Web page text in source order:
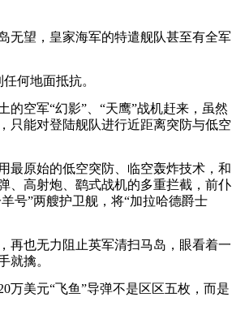
望，皇家海军的特遣舰队甚至有全军
何地面抵抗。
空军“幻影”、“天鹰”战机赶来，虽然
只能对登陆舰队进行近距离突防与低空
原始的低空突防、临空轰炸技术，和
、高射炮、鹞式战机的多重拦截，前仆
号”两艘护卫舰，将“加拉哈德爵士
也无力阻止英军清扫马岛，眼看着一
就擒。
美元“飞鱼”导弹不是区区五枚，而是